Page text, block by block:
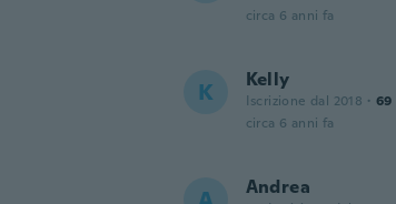
circa 6 anni fa
K Kelly
Iscrizione dal 2018 · 69
circa 6 anni fa
Andrea